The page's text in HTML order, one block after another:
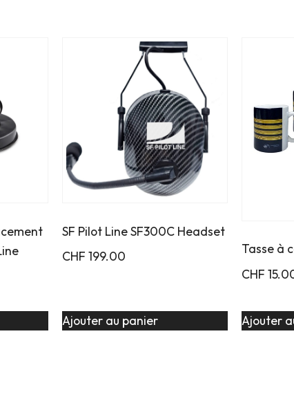
SF Pilot Line SF300C Headset
CHF 199.00
Ajouter au panier
Tasse à
CHF
Ajouter